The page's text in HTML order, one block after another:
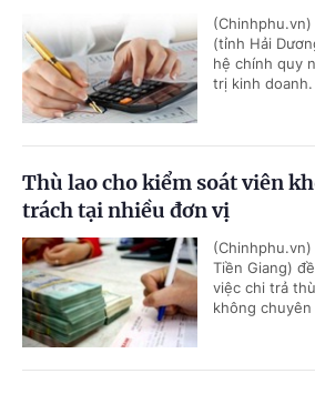
(Chinhphu.vn)
(tỉnh Hải
hệ chính quy
trị kinh
Thù lao cho kiểm soát viên
trách tại nhiều đơn vị
Tiền Giang)
việc chi trả
không